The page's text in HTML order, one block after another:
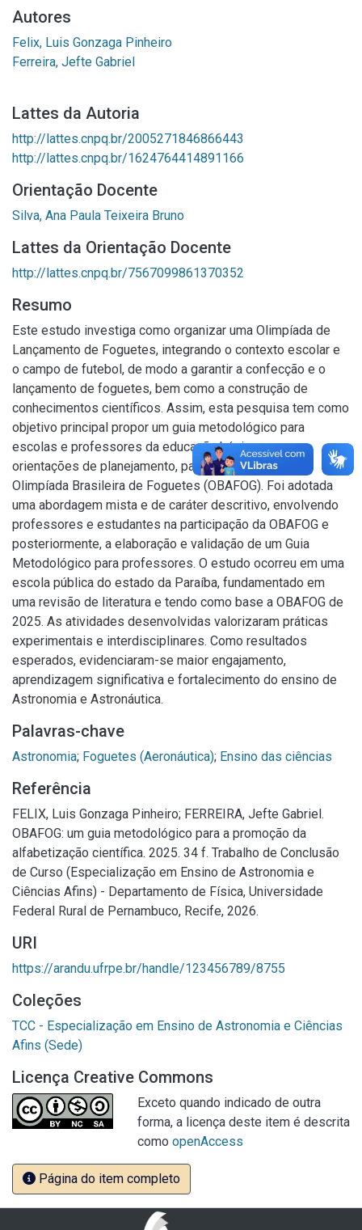
Autores
Felix, Luis Gonzaga Pinheiro
Ferreira, Jefte Gabriel
Lattes da Autoria
http://lattes.cnpq.br/2005271846866443
http://lattes.cnpq.br/1624764414891166
Orientação Docente
Silva, Ana Paula Teixeira Bruno
Lattes da Orientação Docente
http://lattes.cnpq.br/7567099861370352
Resumo
Este estudo investiga como organizar uma Olimpíada de
Lançamento de Foguetes, integrando o contexto escolar e
o campo de futebol, de modo a garantir a confecção e o
lançamento de foguetes, bem como a construção de
conhecimentos científicos. Assim, esta pesquisa tem como
objetivo principal propor um guia metodológico para
escolas e professores da educação básica com
orientações de planejamento, para a participação em
Olimpíada Brasileira de Foguetes (OBAFOG). Foi adotada
uma abordagem mista e de caráter descritivo, envolvendo
professores e estudantes na participação da OBAFOG e
posteriormente, a elaboração e validação de um Guia
Metodológico para professores. O estudo ocorreu em uma
escola pública do estado da Paraíba, fundamentado em
uma revisão de literatura e tendo como base a OBAFOG de
2025. As atividades desenvolvidas valorizaram práticas
experimentais e interdisciplinares. Como resultados
esperados, evidenciaram-se maior engajamento,
aprendizagem significativa e fortalecimento do ensino de
Astronomia e Astronáutica.
Palavras-chave
Astronomia; Foguetes (Aeronáutica); Ensino das ciências
Referência
FELIX, Luis Gonzaga Pinheiro; FERREIRA, Jefte Gabriel.
OBAFOG: um guia metodológico para a promoção da
alfabetização científica. 2025. 34 f. Trabalho de Conclusão
de Curso (Especialização em Ensino de Astronomia e
Ciências Afins) - Departamento de Física, Universidade
Federal Rural de Pernambuco, Recife, 2026.
URI
https://arandu.ufrpe.br/handle/123456789/8755
Coleções
TCC - Especialização em Ensino de Astronomia e Ciências
Afins (Sede)
Licença Creative Commons
Exceto quando indicado de outra
forma, a licença deste item é descrita
como openAccess
Página do item completo